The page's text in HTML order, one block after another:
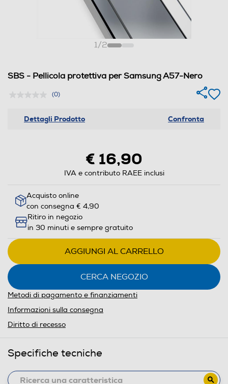
1/2
SBS - Pellicola protettiva per Samsung A57-Nero
(0)
Dettagli Prodotto Confronta
€ 16,90
IVA e contributo RAEE inclusi
Acquisto online
con consegna € 4,90
Ritiro in negozio
in 30 minuti e sempre gratuito
AGGIUNGI AL CARRELLO
CERCA NEGOZIO
Metodi di pagamento e finanziamenti
Informazioni sulla consegna
Diritto di recesso
Specifiche tecniche